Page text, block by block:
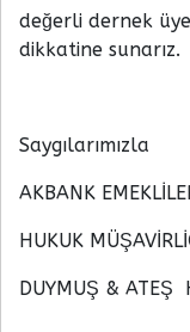
değerli dernek
dikkatine sunarız.
Saygılarımızla
AKBANK
HUKUK
DUYMUŞ & ATEŞ